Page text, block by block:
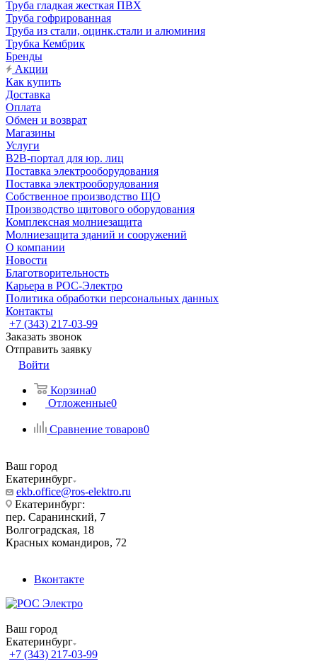
Труба гладкая жесткая ПВХ
Труба гофрированная
Труба из стали, оцинк.стали и алюминия
Трубка Кембрик
Бренды
Акции
Как купить
Доставка
Оплата
Обмен и возврат
Магазины
Услуги
B2B-портал для юр. лиц
Поставка электрооборудования
Поставка электрооборудования
Собственное производство ЩО
Производство щитового оборудования
Комплексная молниезащита
Молниезащита зданий и сооружений
О компании
Новости
Благотворительность
Карьера в РОС-Электро
Политика обработки персональных данных
Контакты
+7 (343) 217-03-99
Заказать звонок
Отправить заявку
Войти
Корзина0
Отложенные0
Сравнение товаров0
Ваш город
Екатеринбург
ekb.office@ros-elektro.ru
Екатеринбург:
пер. Саранинский, 7
Волгоградская, 18
Красных командиров, 72
Вконтакте
Ваш город
Екатеринбург
+7 (343) 217-03-99